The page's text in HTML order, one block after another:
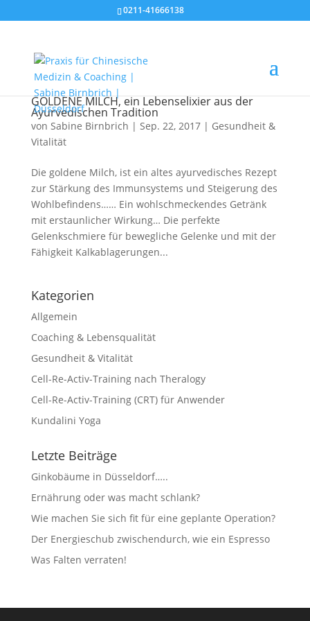
0211-41666138
GOLDENE MILCH, ein Lebenselixier aus der
Ayurvedischen Tradition
von Sabine Birnbrich | Sep. 22, 2017| Gesundheit &
Vitalität
Die goldene Milch, ist ein altes ayurvedisches Rezept
zur Stärkung des Immunsystems und Steigerung des
Wohlbefindens…… Ein wohlschmeckendes Getränk
mit erstaunlicher Wirkung… Die perfekte
Gelenkschmiere für bewegliche Gelenke und mit der
Fähigkeit Kalkablagerungen...
Kategorien
Allgemein
Coaching & Lebensqualität
Gesundheit & Vitalität
Cell-Re-Activ-Training nach Theralogy
Cell-Re-Activ-Training (CRT) für Anwender
Kundalini Yoga
Letzte Beiträge
Ginkobäume in Düsseldorf…..
Ernährung oder was macht schlank?
Wie machen Sie sich fit für eine geplante Operation?
Der Energieschub zwischendurch, wie ein Espresso
Was Falten verraten!